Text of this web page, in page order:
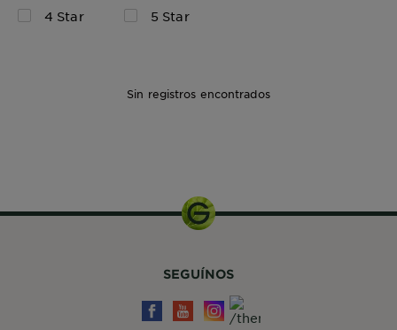
4 Star
5 Star
Sin registros encontrados
SEGUÍNOS